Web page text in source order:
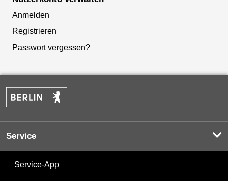
Anmelden
Registrieren
Passwort vergessen?
Service
Service-App